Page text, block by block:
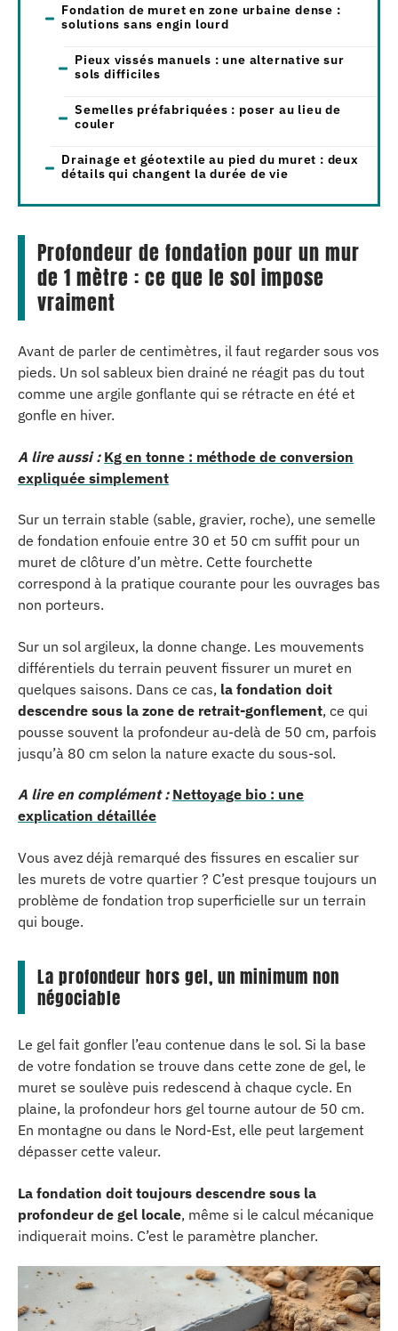
Fondation de muret en zone urbaine dense :
solutions sans engin lourd
Pieux vissés manuels : une alternative sur
sols difficiles
Semelles préfabriquées : poser au lieu de
couler
Drainage et géotextile au pied du muret : deux
détails qui changent la durée de vie
Profondeur de fondation pour un mur
de 1 mètre : ce que le sol impose
vraiment
Avant de parler de centimètres, il faut regarder sous vos
pieds. Un sol sableux bien drainé ne réagit pas du tout
comme une argile gonflante qui se rétracte en été et
gonfle en hiver.
A lire aussi : Kg en tonne : méthode de conversion
expliquée simplement
Sur un terrain stable (sable, gravier, roche), une semelle
de fondation enfouie entre 30 et 50 cm suffit pour un
muret de clôture d’un mètre. Cette fourchette
correspond à la pratique courante pour les ouvrages bas
non porteurs.
Sur un sol argileux, la donne change. Les mouvements
différentiels du terrain peuvent fissurer un muret en
quelques saisons. Dans ce cas, la fondation doit
descendre sous la zone de retrait-gonflement, ce qui
pousse souvent la profondeur au-delà de 50 cm, parfois
jusqu’à 80 cm selon la nature exacte du sous-sol.
A lire en complément : Nettoyage bio : une
explication détaillée
Vous avez déjà remarqué des fissures en escalier sur
les murets de votre quartier ? C’est presque toujours un
problème de fondation trop superficielle sur un terrain
qui bouge.
La profondeur hors gel, un minimum non
négociable
Le gel fait gonfler l’eau contenue dans le sol. Si la base
de votre fondation se trouve dans cette zone de gel, le
muret se soulève puis redescend à chaque cycle. En
plaine, la profondeur hors gel tourne autour de 50 cm.
En montagne ou dans le Nord-Est, elle peut largement
dépasser cette valeur.
La fondation doit toujours descendre sous la
profondeur de gel locale, même si le calcul mécanique
indiquerait moins. C’est le paramètre plancher.